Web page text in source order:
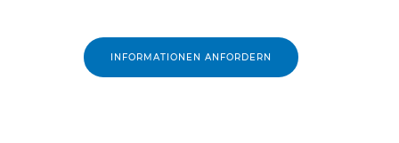
INFORMATIONEN ANFORDERN